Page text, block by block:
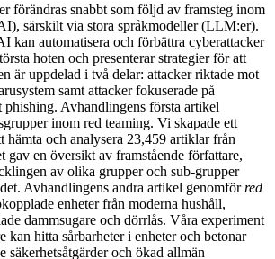
förändras snabbt som följd av framsteg inom
särskilt via stora språkmodeller (LLM:er).
kan automatisera och förbättra cyberattacker
hoten och presenterar strategier för att
är uppdelad i två delar: attacker riktade mot
samt attacker fokuserade på
phishing. Avhandlingens första artikel
inom red teaming. Vi skapade ett
och analysera 23,459 artiklar från
gav en översikt av framstående författare,
av olika grupper och sub-grupper
Avhandlingens andra artikel genomförred
enheter från moderna hushåll,
dammsugare och dörrlås. Våra experiment
kan hitta sårbarheter i enheter och betonar
säkerhetsåtgärder och ökad allmän